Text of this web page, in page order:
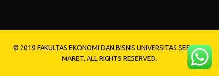
© 2019 FAKULTAS EKONOMI DAN BISNIS UNIVERSITAS SEBELAS
MARET, ALL RIGHTS RESERVED.